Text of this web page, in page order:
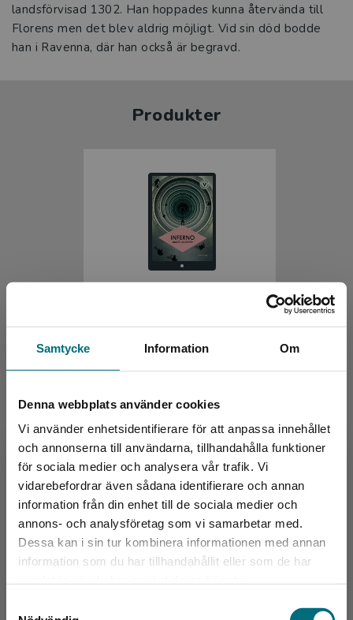
Samtycke Information Om
Denna webbplats använder cookies
Vi använder enhetsidentifierare för att anpassa innehållet
och annonserna till användarna, tillhandahålla funktioner
för sociala medier och analysera vår trafik. Vi
vidarebefordrar även sådana identifierare och annan
information från din enhet till de sociala medier och
annons- och analysföretag som vi samarbetar med.
Dessa kan i sin tur kombinera informationen med annan
information som du har tillhandahållit eller som de har
Begränsad fraktregion
Det verkar som att du besöker
nyponochviljaforlag.se via en enhet utanför
landsförvisad 1302. Han hoppades kunna återvända till
Florens men det blev aldrig möjligt. Vid sin död bodde
han i Ravenna, där han också är begravd.
Produkter
Alighieri, Dante
Inferno (lättläst)
Alighieri, Dante